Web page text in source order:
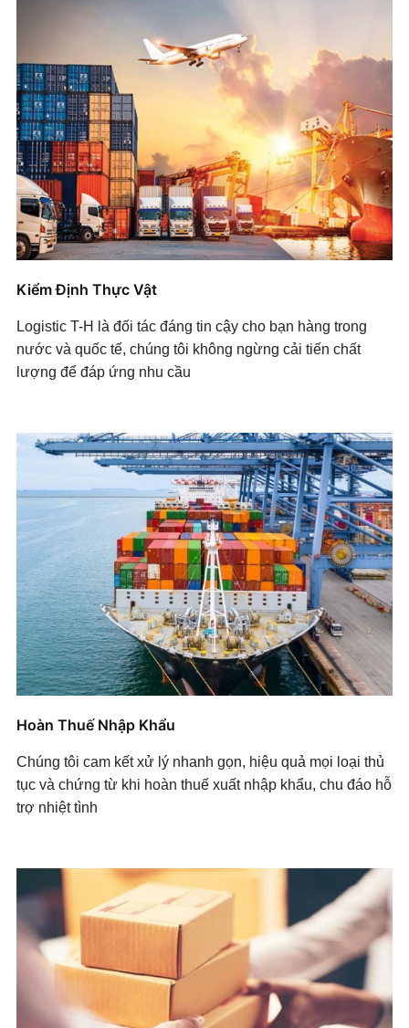
Kiểm Định Thực Vật
Logistic T-H là đối tác đáng tin cậy cho bạn hàng trong
nước và quốc tế, chúng tôi không ngừng cải tiến chất
lượng để đáp ứng nhu cầu
Hoàn Thuế Nhập Khẩu
Chúng tôi cam kết xử lý nhanh gọn, hiệu quả mọi loại thủ
tục và chứng từ khi hoàn thuế xuất nhập khẩu, chu đáo hỗ
trợ nhiệt tình